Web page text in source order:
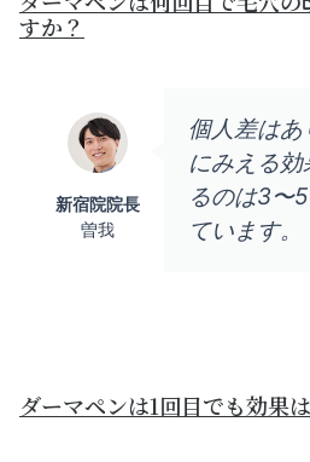
すか？
個人差は
にみえる
るのは3〜
ています。
新宿院院長
曽我
ダーマペンは1回目でも効果